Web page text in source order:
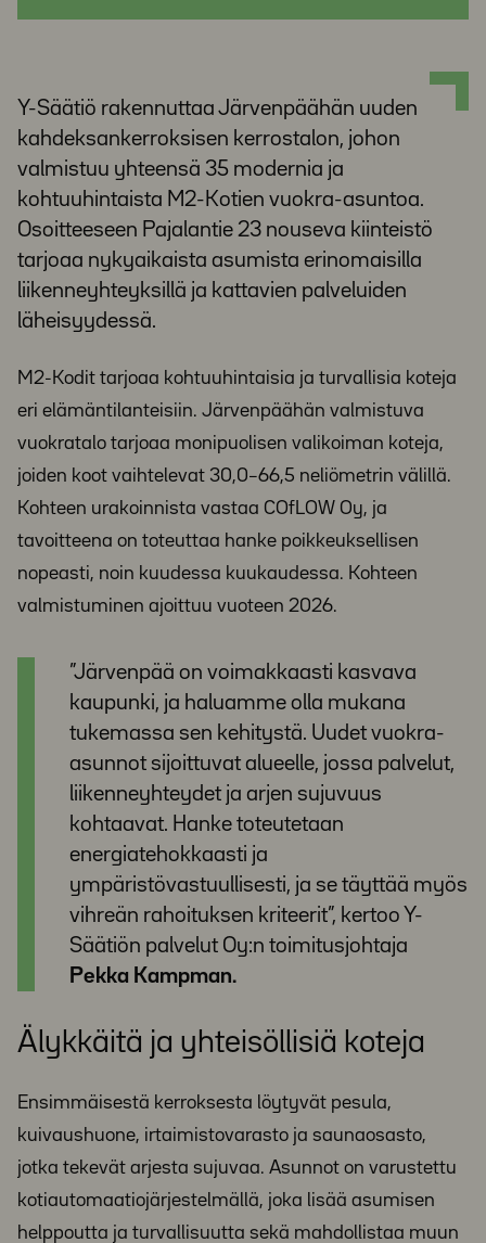
Y-Säätiö rakennuttaa Järvenpäähän uuden
kahdeksankerroksisen kerrostalon, johon
valmistuu yhteensä 35 modernia ja
kohtuuhintaista M2-Kotien vuokra-asuntoa.
Osoitteeseen Pajalantie 23 nouseva kiinteistö
tarjoaa nykyaikaista asumista erinomaisilla
liikenneyhteyksillä ja kattavien palveluiden
läheisyydessä.
M2-Kodit tarjoaa kohtuuhintaisia ja turvallisia koteja
eri elämäntilanteisiin. Järvenpäähän valmistuva
vuokratalo tarjoaa monipuolisen valikoiman koteja,
joiden koot vaihtelevat 30,0–66,5 neliömetrin välillä.
Kohteen urakoinnista vastaa COfLOW Oy, ja
tavoitteena on toteuttaa hanke poikkeuksellisen
nopeasti, noin kuudessa kuukaudessa. Kohteen
valmistuminen ajoittuu vuoteen 2026.
”Järvenpää on voimakkaasti kasvava
kaupunki, ja haluamme olla mukana
tukemassa sen kehitystä. Uudet vuokra-
asunnot sijoittuvat alueelle, jossa palvelut,
liikenneyhteydet ja arjen sujuvuus
kohtaavat. Hanke toteutetaan
energiatehokkaasti ja
ympäristövastuullisesti, ja se täyttää myös
vihreän rahoituksen kriteerit”, kertoo Y-
Säätiön palvelut Oy:n toimitusjohtaja
Pekka Kampman.
Älykkäitä ja yhteisöllisiä koteja
Ensimmäisestä kerroksesta löytyvät pesula,
kuivaushuone, irtaimistovarasto ja saunaosasto,
jotka tekevät arjesta sujuvaa. Asunnot on varustettu
kotiautomaatiojärjestelmällä, joka lisää asumisen
helppoutta ja turvallisuutta sekä mahdollistaa muun